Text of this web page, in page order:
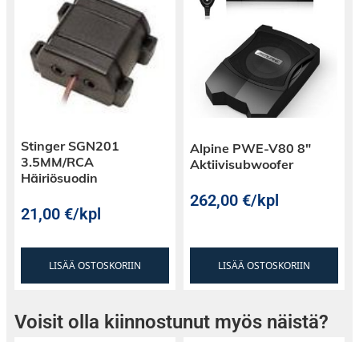
Stinger SGN201
3.5MM/RCA
Häiriösuodin
21,00€/kpl
LISÄÄ OSTOSKORIIN
Alpine PWE-V80 8″
Aktiivisubwoofer
262,00€/kpl
LISÄÄ OSTOSKORIIN
Voisit olla kiinnostunut myös näistä?